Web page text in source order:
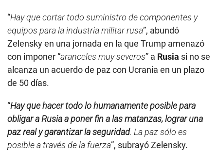
“Hay que cortar todo suministro de componentes y
equipos para la industria militar rusa”, abundó
Zelensky en una jornada en la que Trump amenazó
con imponer “aranceles muy severos” a Rusia si no se
alcanza un acuerdo de paz con Ucrania en un plazo
de 50 días.
“Hay que hacer todo lo humanamente posible para
obligar a Rusia a poner fin a las matanzas, lograr una
paz real y garantizar la seguridad. La paz sólo es
posible a través de la fuerza”, subrayó Zelensky.